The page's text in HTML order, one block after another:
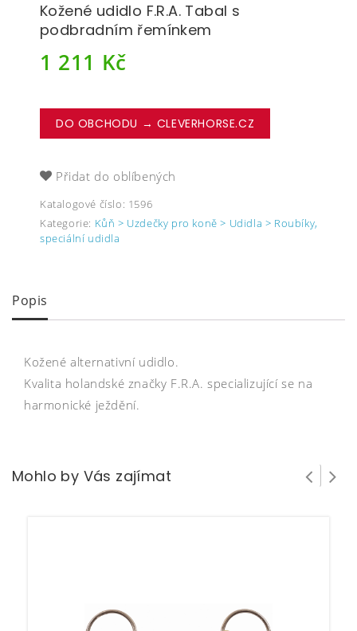
Kožené udidlo F.R.A. Tabal s
podbradním řemínkem
1 211 Kč
DO OBCHODU → CLEVERHORSE.CZ
Přidat do oblíbených
Katalogové číslo: 1596
Kategorie: Kůň > Uzdečky pro koně > Udidla > Roubíky,
speciální udidla
Popis
Kožené alternativní udidlo.
Kvalita holandské značky F.R.A. specializující se na
harmonické ježdění.
Mohlo by Vás zajímat